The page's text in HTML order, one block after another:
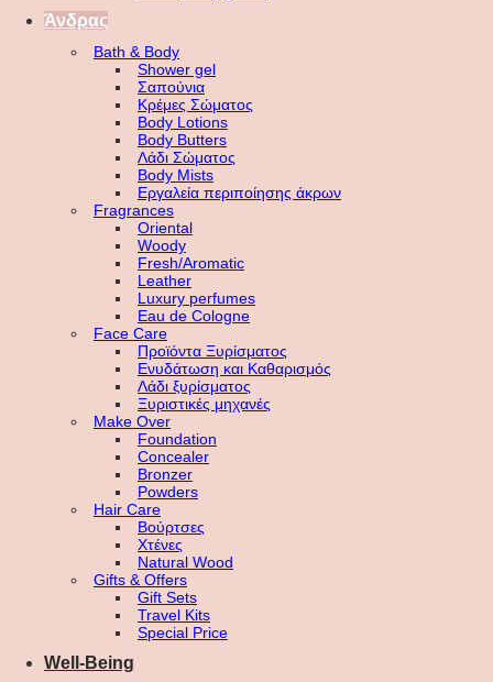
Άνδρας
Bath & Body
Shower gel
Σαπούνια
Κρέμες Σώματος
Body Lotions
Body Butters
Λάδι Σώματος
Body Mists
Εργαλεία περιποίησης άκρων
Fragrances
Oriental
Woody
Fresh/Aromatic
Leather
Luxury perfumes
Eau de Cologne
Face Care
Προϊόντα Ξυρίσματος
Ενυδάτωση και Καθαρισμός
Λάδι ξυρίσματος
Ξυριστικές μηχανές
Make Over
Foundation
Concealer
Bronzer
Powders
Hair Care
Βούρτσες
Χτένες
Natural Wood
Gifts & Offers
Gift Sets
Travel Kits
Special Price
Well-Being